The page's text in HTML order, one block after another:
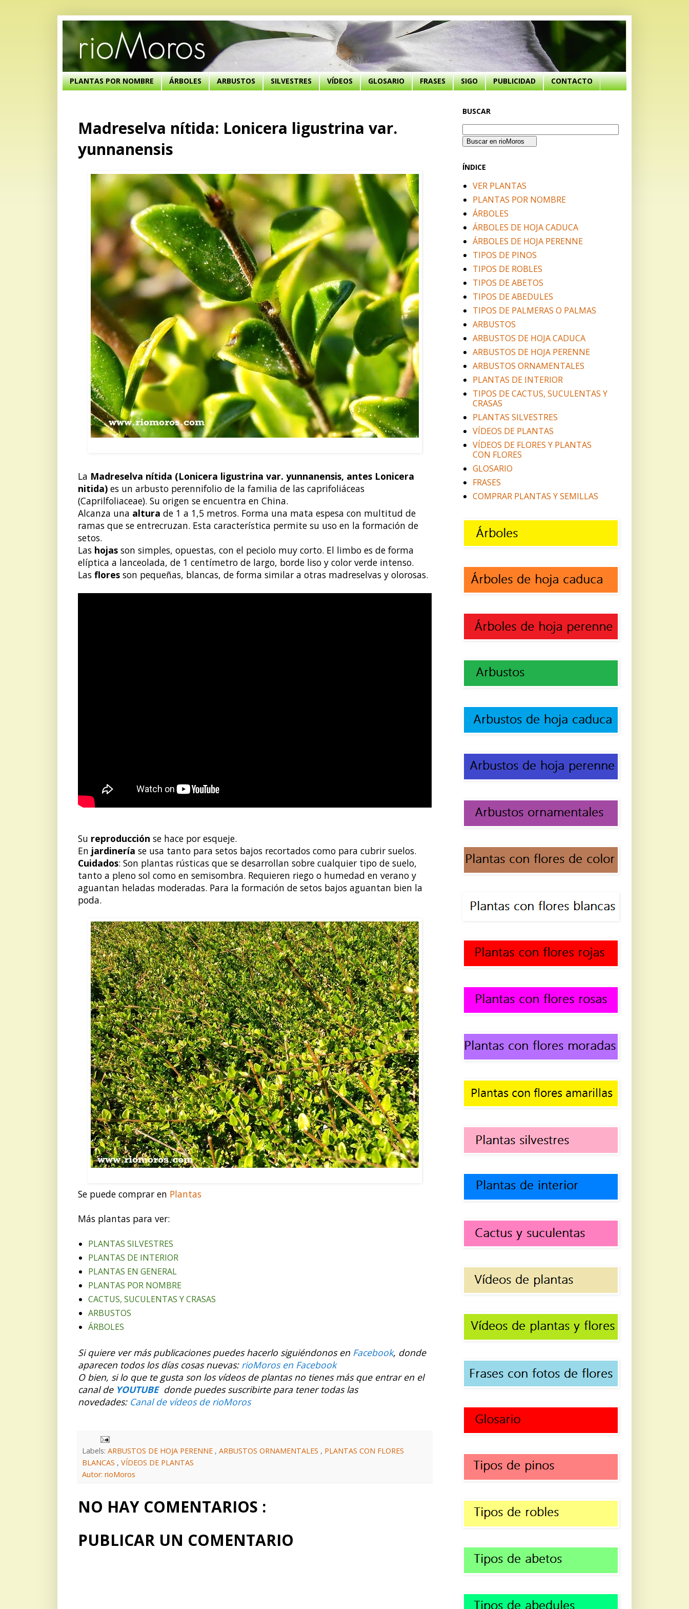
PLANTAS POR NOMBRE ÁRBOLES ARBUSTOS SILVESTRES VÍDEOS GLOSARIO FRASES SIGO PUBLICIDAD CONTACTO
Madreselva nítida: Lonicera ligustrina var.
yunnanensis
La Madreselva nítida (Lonicera ligustrina var. yunnanensis, antes Lonicera
nitida) es un arbusto perennifolio de la familia de las caprifoliáceas
(Caprilfoliaceae). Su origen se encuentra en China.
Alcanza una altura de 1 a 1,5 metros. Forma una mata espesa con multitud de
ramas que se entrecruzan. Esta característica permite su uso en la formación de
setos.
Las hojas son simples, opuestas, con el peciolo muy corto. El limbo es de forma
elíptica a lanceolada, de 1 centímetro de largo, borde liso y color verde intenso.
Las flores son pequeñas, blancas, de forma similar a otras madreselvas y olorosas.
Su reproducción se hace por esqueje.
En jardinería se usa tanto para setos bajos recortados como para cubrir suelos.
Cuidados: Son plantas rústicas que se desarrollan sobre cualquier tipo de suelo,
tanto a pleno sol como en semisombra. Requieren riego o humedad en verano y
aguantan heladas moderadas. Para la formación de setos bajos aguantan bien la
poda.
Se puede comprar en Plantas
Más plantas para ver:
PLANTAS SILVESTRES
PLANTAS DE INTERIOR
PLANTAS EN GENERAL
PLANTAS POR NOMBRE
CACTUS, SUCULENTAS Y CRASAS
ARBUSTOS
ÁRBOLES
Si quiere ver más publicaciones puedes hacerlo siguiéndonos en Facebook, donde
aparecen todos los días cosas nuevas: rioMoros en Facebook
O bien, si lo que te gusta son los vídeos de plantas no tienes más que entrar en el
canal de YOUTUBEdonde puedes suscribirte para tener todas las
novedades: Canal de vídeos de rioMoros
Labels: ARBUSTOS DE HOJA PERENNE , ARBUSTOS ORNAMENTALES , PLANTAS CON FLORES
BLANCAS , VÍDEOS DE PLANTAS
Autor: rioMoros
NO HAY COMENTARIOS :
PUBLICAR UN COMENTARIO
BUSCAR
ÍNDICE
VER PLANTAS
PLANTAS POR NOMBRE
ÁRBOLES
ÁRBOLES DE HOJA CADUCA
ÁRBOLES DE HOJA PERENNE
TIPOS DE PINOS
TIPOS DE ROBLES
TIPOS DE ABETOS
TIPOS DE ABEDULES
TIPOS DE PALMERAS O PALMAS
ARBUSTOS
ARBUSTOS DE HOJA CADUCA
ARBUSTOS DE HOJA PERENNE
ARBUSTOS ORNAMENTALES
PLANTAS DE INTERIOR
TIPOS DE CACTUS, SUCULENTAS Y
CRASAS
PLANTAS SILVESTRES
VÍDEOS DE PLANTAS
VÍDEOS DE FLORES Y PLANTAS
CON FLORES
GLOSARIO
FRASES
COMPRAR PLANTAS Y SEMILLAS